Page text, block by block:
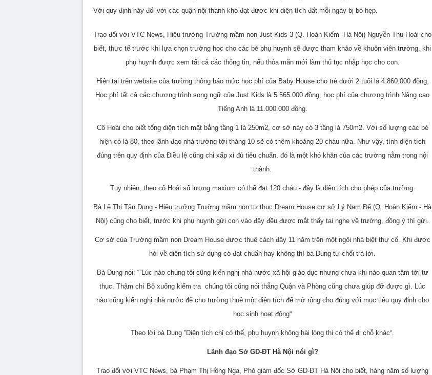
Với quy định này đối với các quận nội thành khó đạt được khi diện tích đất mỗi ngày bị bó hẹp.
Trao đổi với VTC News, Hiệu trưởng Trường mầm non Just Kids 3 (Q. Hoàn Kiếm -Hà Nội) Nguyễn Thu Hoài cho
biết, thực tế trước khi lựa chọn trường học cho các bé phụ huynh sẽ được tham khảo về khuôn viên trường, khi
phụ huynh được xem tất cả các thông tin, nếu thỏa mãn mới làm thủ tục nhập học cho con.
Hiện tại trên website của trường thông báo mức học phí của Baby House cho trẻ dưới 2 tuổi là 4.860.000 đồng,
Học phí tất cả các chương trình song ngữ của Just Kids là 5.565.000 đồng, học phí của chương trình Nâng cao
Tiếng Anh là 11.000.000 đồng.
Cô Hoài cho biết tổng diện tích mặt bằng tầng 1 là 250m2, cơ sở này có 3 tầng là 750m2. Với số lượng các bé
hiện có là 80, theo lãnh đạo nhà trường tới tháng 10 sẽ có thêm khoảng 20 cháu nữa. Như vậy, tính diện tích
đúng trên quy định của Điều lệ cũng chỉ xấp xỉ đủ tiêu chuẩn, đó là một khó khăn của các trường nằm trong nội
thành.
Tuy nhiên, theo cô Hoài số lượng maxium có thể đạt 120 cháu - đây là diện tích cho phép của trường.
Bà Lê Thị Tân Dung - Hiệu trưởng Trường mầm non tư thục Dream House cơ sở Lý Nam Đế (Q. Hoàn Kiếm - Hà
Nội) cũng cho biết, trước khi phụ huynh gửi con vào đây đều được mắt thấy tai nghe về trường, đồng ý thì gửi.
Cơ sở của Trường mầm non Dream House được thuê cách đây 11 năm trên một ngôi nhà biệt thự cổ. Khi được
hỏi về diện tích sử dụng có đạt chuẩn hay không thì bà Dung từ chối trả lời.
Bà Dung nói: “”Lúc nào chúng tôi cũng kiến nghị nhà nước xã hội giáo dục nhưng chưa khi nào quan tâm tới tư
thục. Thậm chí Bộ xuống kiểm tra chúng tôi cũng nói thẳng Quận và Phòng cũng chưa giúp đỡ được gì. Lúc
nào cũng kiến nghị nhà nước để cho trường thuê một diện tích để mở rộng cho đúng với mục tiêu quy định cho
học sinh hoạt động“
Theo lời bà Dung ”Diện tích chỉ có thế, phụ huynh không hài lòng thi có thể đi chỗ khác“.
Lãnh đạo Sở GD-ĐT Hà Nội nói gì?
Trao đổi với VTC News, bà Phạm Thị Hồng Nga, Phó giám đốc Sở GD-ĐT Hà Nội cho biết, hàng năm số lượng